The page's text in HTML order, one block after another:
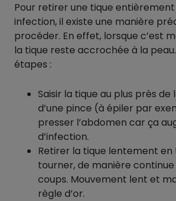
Pour retirer une tique
infection, il existe une manière
procéder. En effet, lorsque c’est
la tique reste accrochée à la
étapes :
Saisir la tique au plus près de
d’une pince (à épiler par
presser l’abdomen car ça
d’infection.
Retirer la tique lentement en
tourner, de manière
coups. Mouvement lent et
règle d’or.